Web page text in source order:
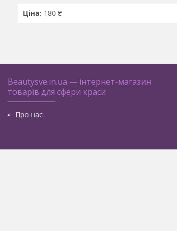
Ціна: 180 ₴
Beautysve.in.ua — інтернет-магазин
товарів для сфери краси
Про нас